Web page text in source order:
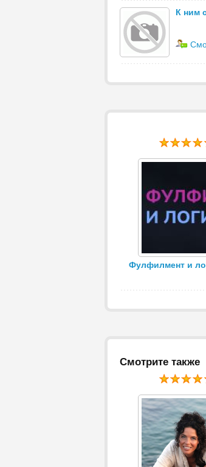
К ним
Фулфилмент и
Смотрите также